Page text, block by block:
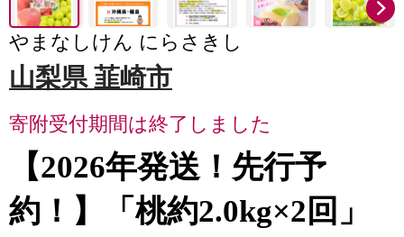
やまなしけん にらさきし
山梨県 韮崎市
寄附受付期間は終了しました
【2026年発送！先行予
約！】「桃約2.0kg×2回」